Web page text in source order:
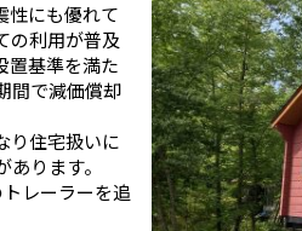
性にも優れて
の利用が普及
置基準を満た
間で減価償却
り住宅扱いに
ります。
レーラーを追